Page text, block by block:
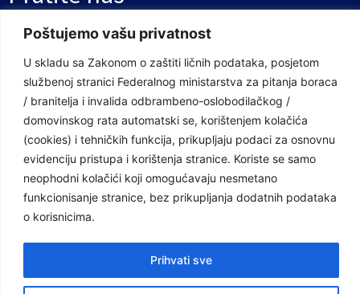
Poštujemo vašu privatnost
U skladu sa Zakonom o zaštiti ličnih podataka, posjetom
službenoj stranici Federalnog ministarstva za pitanja boraca
/ branitelja i invalida odbrambeno-oslobodilačkog /
domovinskog rata automatski se, korištenjem kolačića
(cookies) i tehničkih funkcija, prikupljaju podaci za osnovnu
evidenciju pristupa i korištenja stranice. Koriste se samo
neophodni kolačići koji omogućavaju nesmetano
funkcionisanje stranice, bez prikupljanja dodatnih podataka
o korisnicima.
Prihvati sve
Youtube Kanal
Linkovi
Vlada Federacije Bosne i Hercegovine
Federalno ministarstvo finansija
Federalni zavod za penzijsko i invalidsko osiguranje